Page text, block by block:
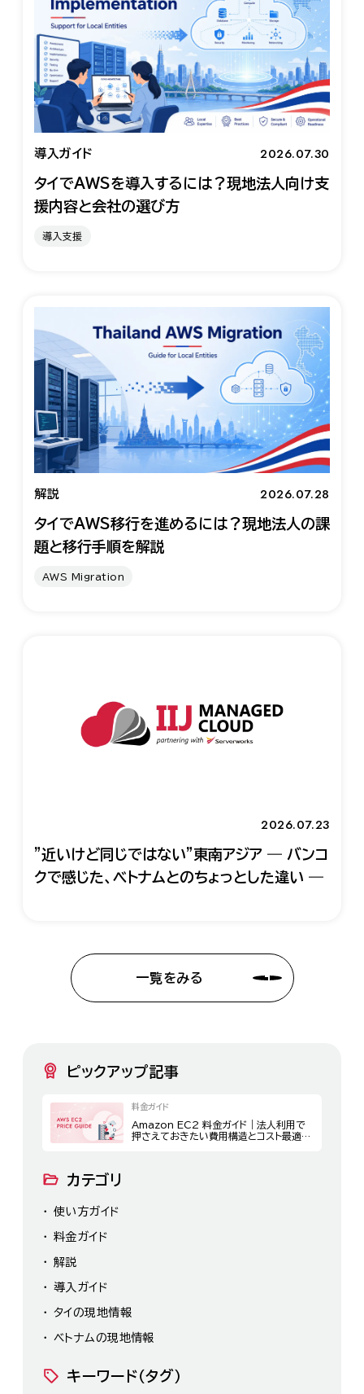
導入ガイド 2026.07.30
タイでAWSを導入するには？現地法人向け支
援内容と会社の選び方
導入支援
解説 2026.07.28
タイでAWS移行を進めるには？現地法人の課
題と移行手順を解説
AWS Migration
2026.07.23
"近いけど同じではない"東南アジア ― バンコ
クで感じた、ベトナムとのちょっとした違い ―
一覧をみる
ピックアップ記事
料金ガイド
Amazon EC2 料金ガイド｜法人利用で
押さえておきたい費用構造とコスト最適化
カテゴリ
使い方ガイド
料金ガイド
解説
導入ガイド
タイの現地情報
ベトナムの現地情報
キーワード（タグ）